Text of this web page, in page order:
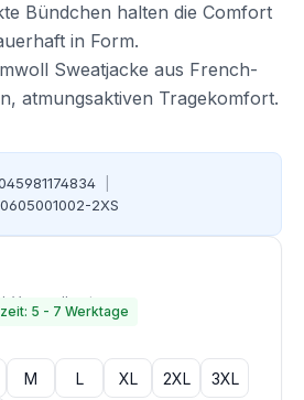
Bündchen halten die Comfort
in Form.
Sweatjacke aus French-
atmungsaktiven Tragekomfort.
0605001002-2XS
Versandkosten
5 - 7 Werktage
M L XL 2XL 3XL